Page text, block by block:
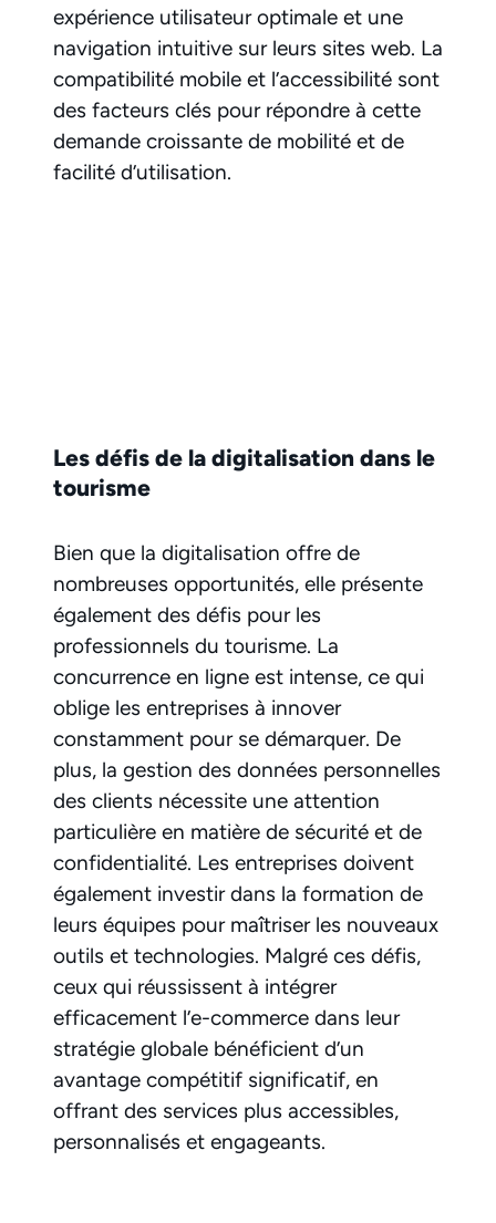
expérience utilisateur optimale et une
navigation intuitive sur leurs sites web. La
compatibilité mobile et l’accessibilité sont
des facteurs clés pour répondre à cette
demande croissante de mobilité et de
facilité d’utilisation.
Les défis de la digitalisation dans le
tourisme
Bien que la digitalisation offre de
nombreuses opportunités, elle présente
également des défis pour les
professionnels du tourisme. La
concurrence en ligne est intense, ce qui
oblige les entreprises à innover
constamment pour se démarquer. De
plus, la gestion des données personnelles
des clients nécessite une attention
particulière en matière de sécurité et de
confidentialité. Les entreprises doivent
également investir dans la formation de
leurs équipes pour maîtriser les nouveaux
outils et technologies. Malgré ces défis,
ceux qui réussissent à intégrer
efficacement l’e-commerce dans leur
stratégie globale bénéficient d’un
avantage compétitif significatif, en
offrant des services plus accessibles,
personnalisés et engageants.